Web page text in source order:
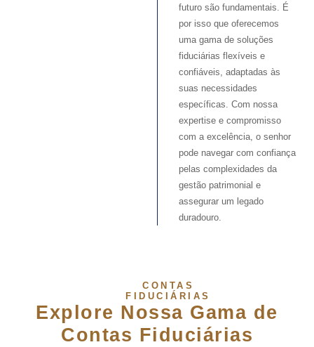
futuro são fundamentais. É
por isso que oferecemos
uma gama de soluções
fiduciárias flexíveis e
confiáveis, adaptadas às
suas necessidades
específicas. Com nossa
expertise e compromisso
com a excelência, o senhor
pode navegar com confiança
pelas complexidades da
gestão patrimonial e
assegurar um legado
duradouro.
CONTAS
FIDUCIÁRIAS
Explore Nossa Gama de
Contas Fiduciárias